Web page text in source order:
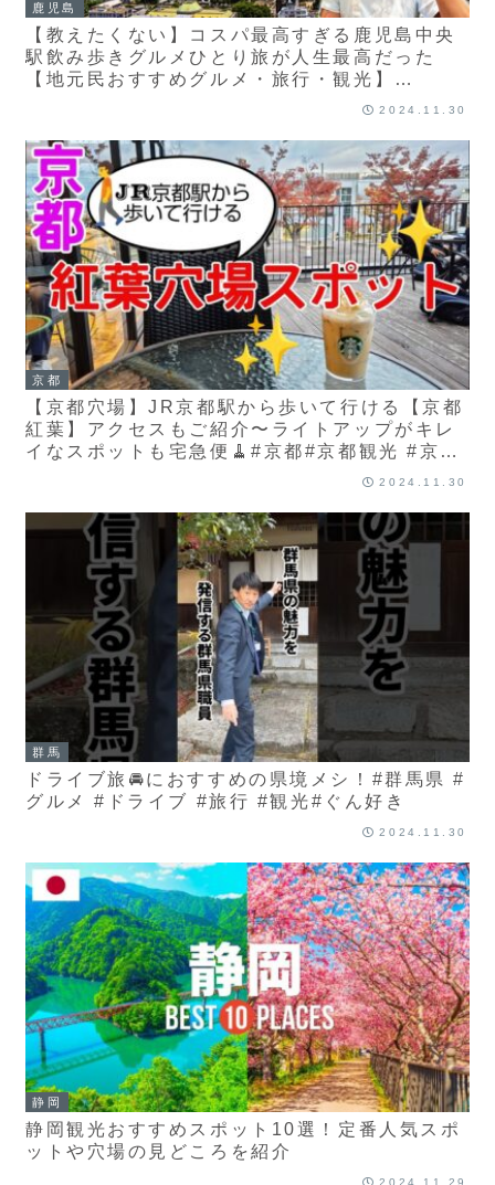
鹿児島
【教えたくない】コスパ最高すぎる鹿児島中央
駅飲み歩きグルメひとり旅が人生最高だった
【地元民おすすめグルメ・旅行・観光】
2024.11.30
京都
【京都穴場】JR京都駅から歩いて行ける【京都
紅葉】アクセスもご紹介〜ライトアップがキレ
イなスポットも宅急便🧹#京都#京都観光 #京都
2024.11.30
群馬
ドライブ旅🚘におすすめの県境メシ！#群馬県 #
グルメ #ドライブ #旅行 #観光#ぐん好き
2024.11.30
静岡
静岡観光おすすめスポット10選！定番人気スポ
ットや穴場の見どころを紹介
2024.11.29